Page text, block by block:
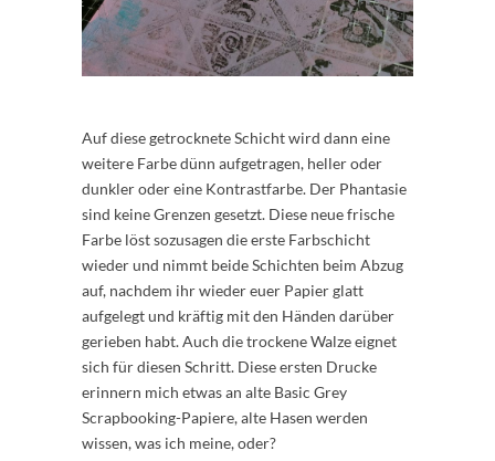
Auf diese getrocknete Schicht wird dann eine
weitere Farbe dünn aufgetragen, heller oder
dunkler oder eine Kontrastfarbe. Der Phantasie
sind keine Grenzen gesetzt. Diese neue frische
Farbe löst sozusagen die erste Farbschicht
wieder und nimmt beide Schichten beim Abzug
auf, nachdem ihr wieder euer Papier glatt
aufgelegt und kräftig mit den Händen darüber
gerieben habt. Auch die trockene Walze eignet
sich für diesen Schritt. Diese ersten Drucke
erinnern mich etwas an alte Basic Grey
Scrapbooking-Papiere, alte Hasen werden
wissen, was ich meine, oder?